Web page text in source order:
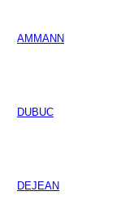
AMMANN
DUBUC
DEJEAN